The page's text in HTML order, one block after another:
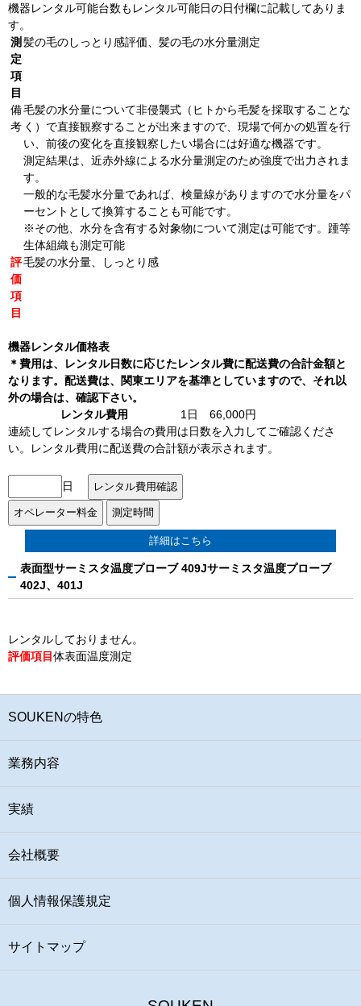
機器レンタル可能台数もレンタル可能日の日付欄に記載してありま
す。
測
定
項
目
髪の毛のしっとり感評価、髪の毛の水分量測定
備
考
毛髪の水分量について非侵襲式（ヒトから毛髪を採取することな
く）で直接観察することが出来ますので、現場で何かの処置を行
い、前後の変化を直接観察したい場合には好適な機器です。
測定結果は、近赤外線による水分量測定のため強度で出力されま
す。
一般的な毛髪水分量であれば、検量線がありますので水分量をパ
ーセントとして換算することも可能です。
※その他、水分を含有する対象物について測定は可能です。踵等
生体組織も測定可能
評
価
項
目
毛髪の水分量、しっとり感
機器レンタル価格表
＊費用は、レンタル日数に応じたレンタル費に配送費の合計金額と
なります。配送費は、関東エリアを基準としていますので、それ以
外の場合は、確認下さい。
レンタル費用
1日 66,000円
連続してレンタルする場合の費用は日数を入力してご確認くださ
い。レンタル費用に配送費の合計額が表示されます。
日
詳細はこちら
表面型サーミスタ温度プローブ 409Jサーミスタ温度プローブ
402J、401J
レンタルしておりません。
評価項目体表面温度測定
SOUKENの特色
業務内容
実績
会社概要
個人情報保護規定
サイトマップ